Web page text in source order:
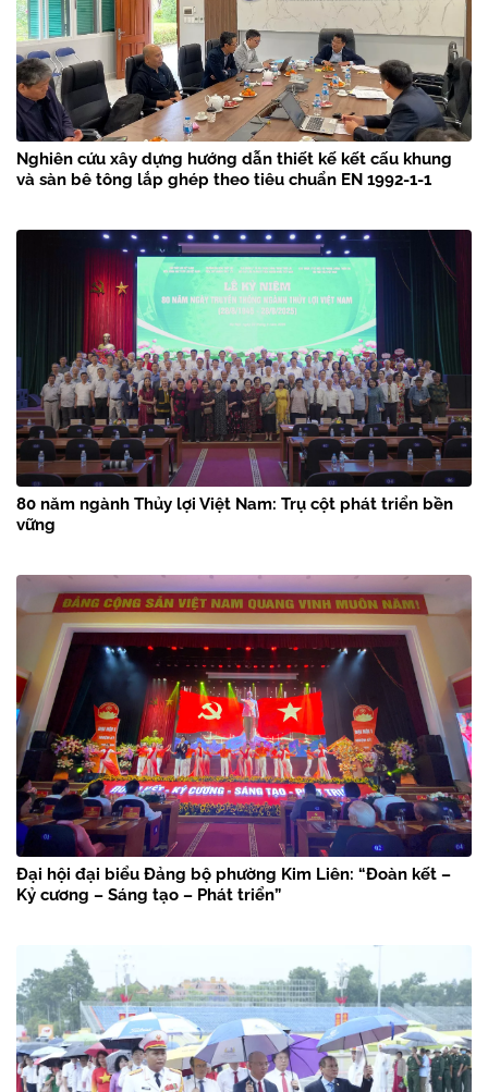
Nghiên cứu xây dựng hướng dẫn thiết kế kết cấu khung
và sàn bê tông lắp ghép theo tiêu chuẩn EN 1992-1-1
80 năm ngành Thủy lợi Việt Nam: Trụ cột phát triển bền
vững
Đại hội đại biểu Đảng bộ phường Kim Liên: “Đoàn kết –
Kỷ cương – Sáng tạo – Phát triển”